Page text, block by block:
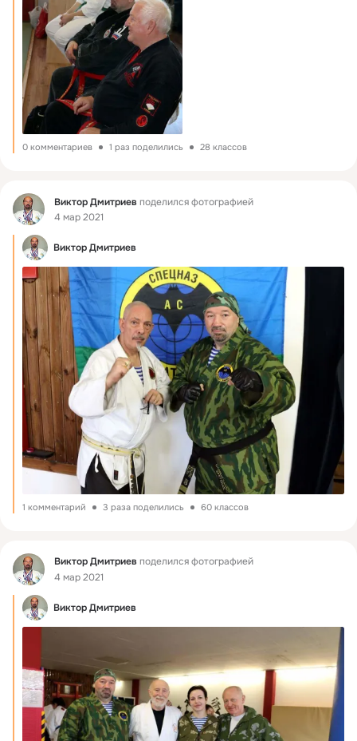
0 комментариев 1 раз поделились 28 классов
Фид Виктор Дмитриев поделился фотографией
4 мар 2021
Виктор Дмитриев
1 комментарий 3 раза поделились 60 классов
Фид Виктор Дмитриев поделился фотографией
4 мар 2021
Виктор Дмитриев